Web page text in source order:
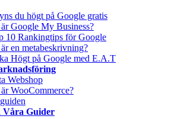
du högt på Google gratis
Google My Business?
10 Rankingtips för Google
en metabeskrivning?
Högt på Google med E.A.T
Webshop
WooCommerce?
Våra Guider